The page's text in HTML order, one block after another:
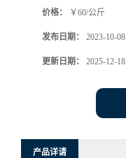
价格： ￥60/公斤
发布日期： 2023-10-08
更新日期： 2025-12-18
产品详请